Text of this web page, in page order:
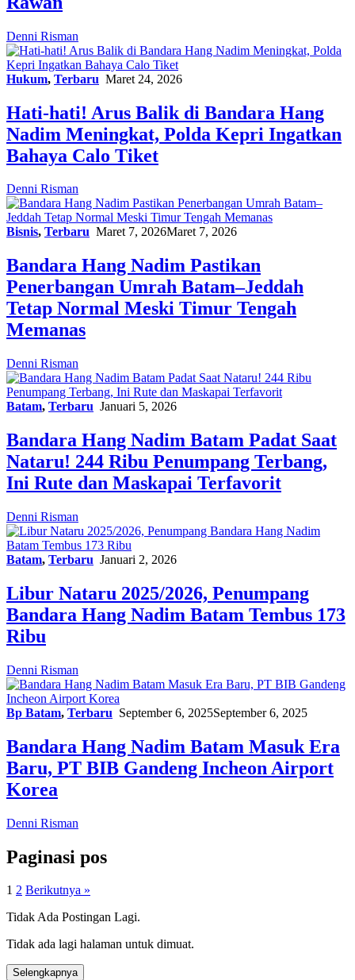
Denni Risman
Hukum, Terbaru Maret 24, 2026
Hati-hati! Arus Balik di Bandara Hang
Nadim Meningkat, Polda Kepri Ingatkan
Bahaya Calo Tiket
Denni Risman
Bisnis, Terbaru Maret 7, 2026Maret 7, 2026
Bandara Hang Nadim Pastikan
Penerbangan Umrah Batam–Jeddah
Tetap Normal Meski Timur Tengah
Memanas
Denni Risman
Batam, Terbaru Januari 5, 2026
Bandara Hang Nadim Batam Padat Saat
Nataru! 244 Ribu Penumpang Terbang,
Ini Rute dan Maskapai Terfavorit
Denni Risman
Batam, Terbaru Januari 2, 2026
Libur Nataru 2025/2026, Penumpang
Bandara Hang Nadim Batam Tembus 173
Ribu
Denni Risman
Bp Batam, Terbaru September 6, 2025September 6, 2025
Bandara Hang Nadim Batam Masuk Era
Baru, PT BIB Gandeng Incheon Airport
Korea
Denni Risman
Paginasi pos
1 2 Berikutnya »
Tidak Ada Postingan Lagi.
Tidak ada lagi halaman untuk dimuat.
Selengkapnya